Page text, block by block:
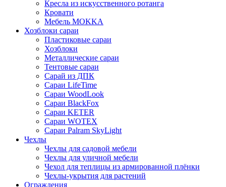
Кресла из искусственного ротанга
Кровати
Мебель MOKKA
Хозблоки сараи
Пластиковые сараи
Хозблоки
Металлические сараи
Тентовые сараи
Сарай из ДПК
Cараи LifeTime
Cараи WoodLook
Сараи BlackFox
Сараи KETER
Сараи WOTEX
Сараи Palram SkyLight
Чехлы
Чехлы для садовой мебели
Чехлы для уличной мебели
Чехол для теплицы из армированной плёнки
Чехлы-укрытия для растений
Ограждения